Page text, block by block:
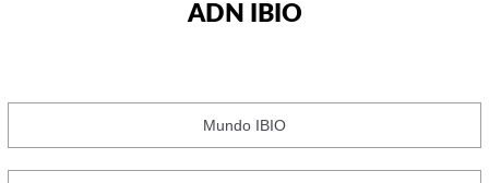
ADN IBIO
Mundo IBIO